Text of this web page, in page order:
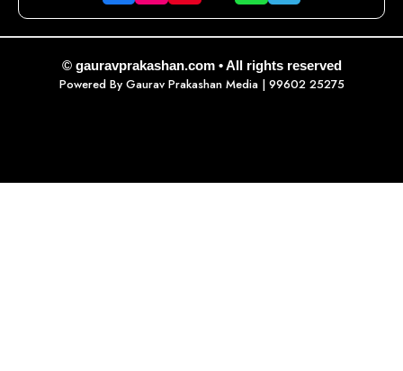
© gauravprakashan.com • All rights reserved
Powered By Gaurav Prakashan Media| 99602 25275